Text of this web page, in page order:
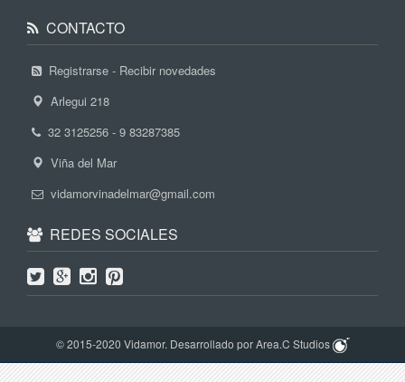
CONTACTO
Registrarse - Recibir novedades
Arlegui 218
32 3125256 - 9 83287385
Viña del Mar
vidamorvinadelmar@gmail.com
REDES SOCIALES
© 2015-2020 Vidamor. Desarrollado por Area.C Studios